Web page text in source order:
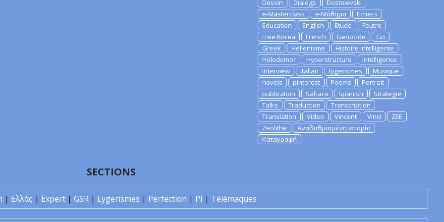
Dessin
Dialogs
Dostoievski
e-Masterclass
e-Μάθημα
Echecs
Education
English Etude
Feutre
Free Korea
French Genocide
Go
Greek
Hellenisme
Histoire Intelligente
Holodomor
Hyperstructure
Intelligence
Interview
Italian lygerismes
Musique
novels
pinterest Poems
Portrait
publication
Sahara Spanish
Strategie
Talks
Traduction
Transcription
Translation
Video Vincent Vinci
ZEE
Zeolithe
Αναβαθμισμένη Ιστορία
Καταγραφή
SECTIONS
| Ελλάς | Expert | GSR | Lygerismes | Perfection | PI | Télémaques